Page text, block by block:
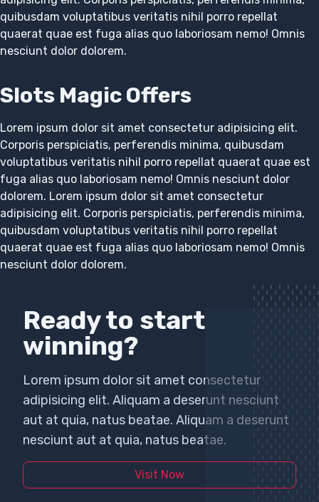
quibusdam voluptatibus veritatis nihil porro repellat
quaerat quae est fuga alias quo laboriosam nemo! Omnis
nesciunt dolor dolorem.
Slots Magic Offers
Lorem ipsum dolor sit amet consectetur adipisicing elit.
Corporis perspiciatis, perferendis minima, quibusdam
voluptatibus veritatis nihil porro repellat quaerat quae est
fuga alias quo laboriosam nemo! Omnis nesciunt dolor
dolorem. Lorem ipsum dolor sit amet consectetur
adipisicing elit. Corporis perspiciatis, perferendis minima,
quibusdam voluptatibus veritatis nihil porro repellat
quaerat quae est fuga alias quo laboriosam nemo! Omnis
nesciunt dolor dolorem.
Ready to start
winning?
Lorem ipsum dolor sit amet consectetur
adipisicing elit. Aliquam a deserunt nesciunt
aut at quia, natus beatae. Aliquam a deserunt
nesciunt aut at quia, natus beatae.
Visit Now